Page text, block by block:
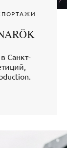
Санкт-